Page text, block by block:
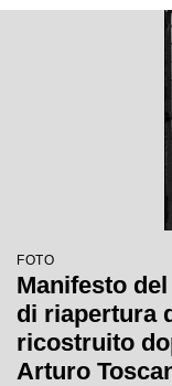
FOTO
Manifesto
di riapertura
ricostruito
Arturo